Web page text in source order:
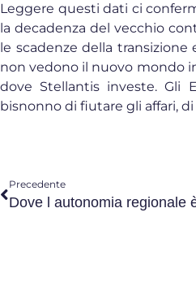
Leggere questi dati ci
la decadenza del vecchio
le scadenze della
non vedono il nuovo mondo
dove Stellantis investe. Gli
bisnonno di fiutare gli affari,
Precedente